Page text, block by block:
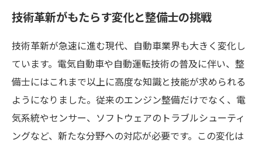
技術革新がもたらす変化と整備士の挑戦
技術革新が急速に進む現代、自動車業界も大きく変化し
ています。電気自動車や自動運転技術の普及に伴い、整
備士にはこれまで以上に高度な知識と技能が求められる
ようになりました。従来のエンジン整備だけでなく、電
気系統やセンサー、ソフトウェアのトラブルシューティ
ングなど、新たな分野への対応が必要です。この変化は